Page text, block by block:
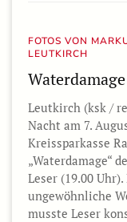
FOTOS VON
LEUTKIRCH
Leutkirch (ksk /
Nacht am 7.
Kreissparkasse
„Waterdamage“
Leser (19.00
ungewöhnliche
musste Leser